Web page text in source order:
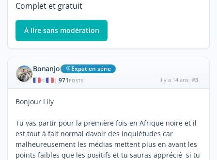
Complet et gratuit
À lire sans modération
Bonanjo Expat en série
| 971 POSTS il y a 14 ans #3
Bonjour Lily
Tu vas partir pour la première fois en Afrique noire et il
est tout à fait normal davoir des inquiétudes car
malheureusement les médias mettent plus en avant les
points faibles que les positifs et tu sauras apprécié si tu